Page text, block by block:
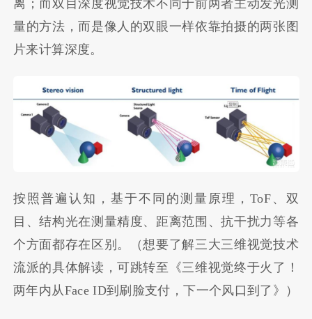
离；而双目深度视觉技术不同于前两者主动发光测
量的方法，而是像人的双眼一样依靠拍摄的两张图
片来计算深度。
按照普遍认知，基于不同的测量原理，ToF、双
目、结构光在测量精度、距离范围、抗干扰力等各
个方面都存在区别。（想要了解三大三维视觉技术
流派的具体解读，可跳转至《三维视觉终于火了！
两年内从Face ID到刷脸支付，下一个风口到了》）